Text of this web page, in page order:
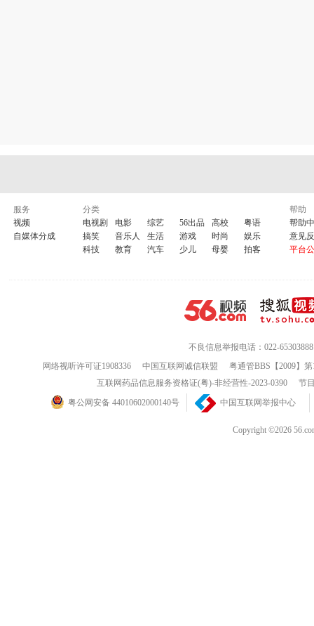
服务
视频
自媒体分成
分类
电视剧
电影 综艺 56出品 高校
粤语
搞笑
音乐人 生活 游戏 时尚
娱乐
科技
教育 汽车 少儿 母婴 拍客
帮助
帮助
意见
平台
不良信息举报电话：022-65303888
网络视听许可证1908336
中国互联网诚信联盟
粤通管BBS【2009】
互联网药品信息服务资格证(粤)-非经营性-2023-0390
节
粤公网安备 44010602000140号
中国互联网举报中心
Copyright ©2026